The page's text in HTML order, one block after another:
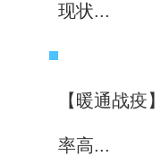
现状...
【暖通战疫
率高...